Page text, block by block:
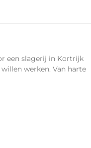
een slagerij in Kortrijk
werken. Van harte